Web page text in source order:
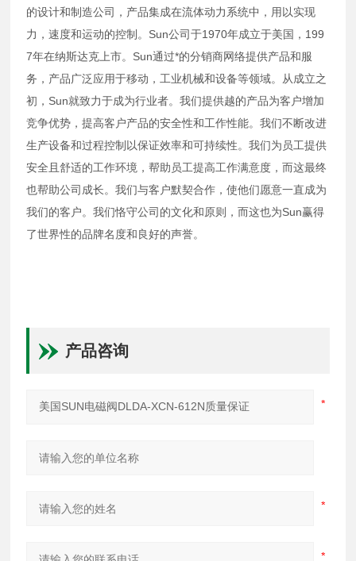
的设计和制造公司，产品集成在流体动力系统中，用以实现
力，速度和运动的控制。Sun公司于1970年成立于美国，199
7年在纳斯达克上市。Sun通过*的分销商网络提供产品和服
务，产品广泛应用于移动，工业机械和设备等领域。从成立之
初，Sun就致力于成为行业者。我们提供越的产品为客户增加
竞争优势，提高客户产品的安全性和工作性能。我们不断改进
生产设备和过程控制以保证效率和可持续性。我们为员工提供
安全且舒适的工作环境，帮助员工提高工作满意度，而这最终
也帮助公司成长。我们与客户默契合作，使他们愿意一直成为
我们的客户。我们恪守公司的文化和原则，而这也为Sun赢得
了世界性的品牌名度和良好的声誉。
产品咨询